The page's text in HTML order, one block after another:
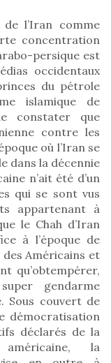
de l’Iran comme
concentration
persique est
occidentaux
du pétrole
islamique de
constater que
contre les
où l’Iran se
dans la décennie
n’ait été d’un
qui se sont vus
appartenant à
le Chah d’Iran
à l’époque de
Américains et
qu’obtempérer,
gendarme
Sous couvert de
démocratisation
déclarés de la
américaine, la